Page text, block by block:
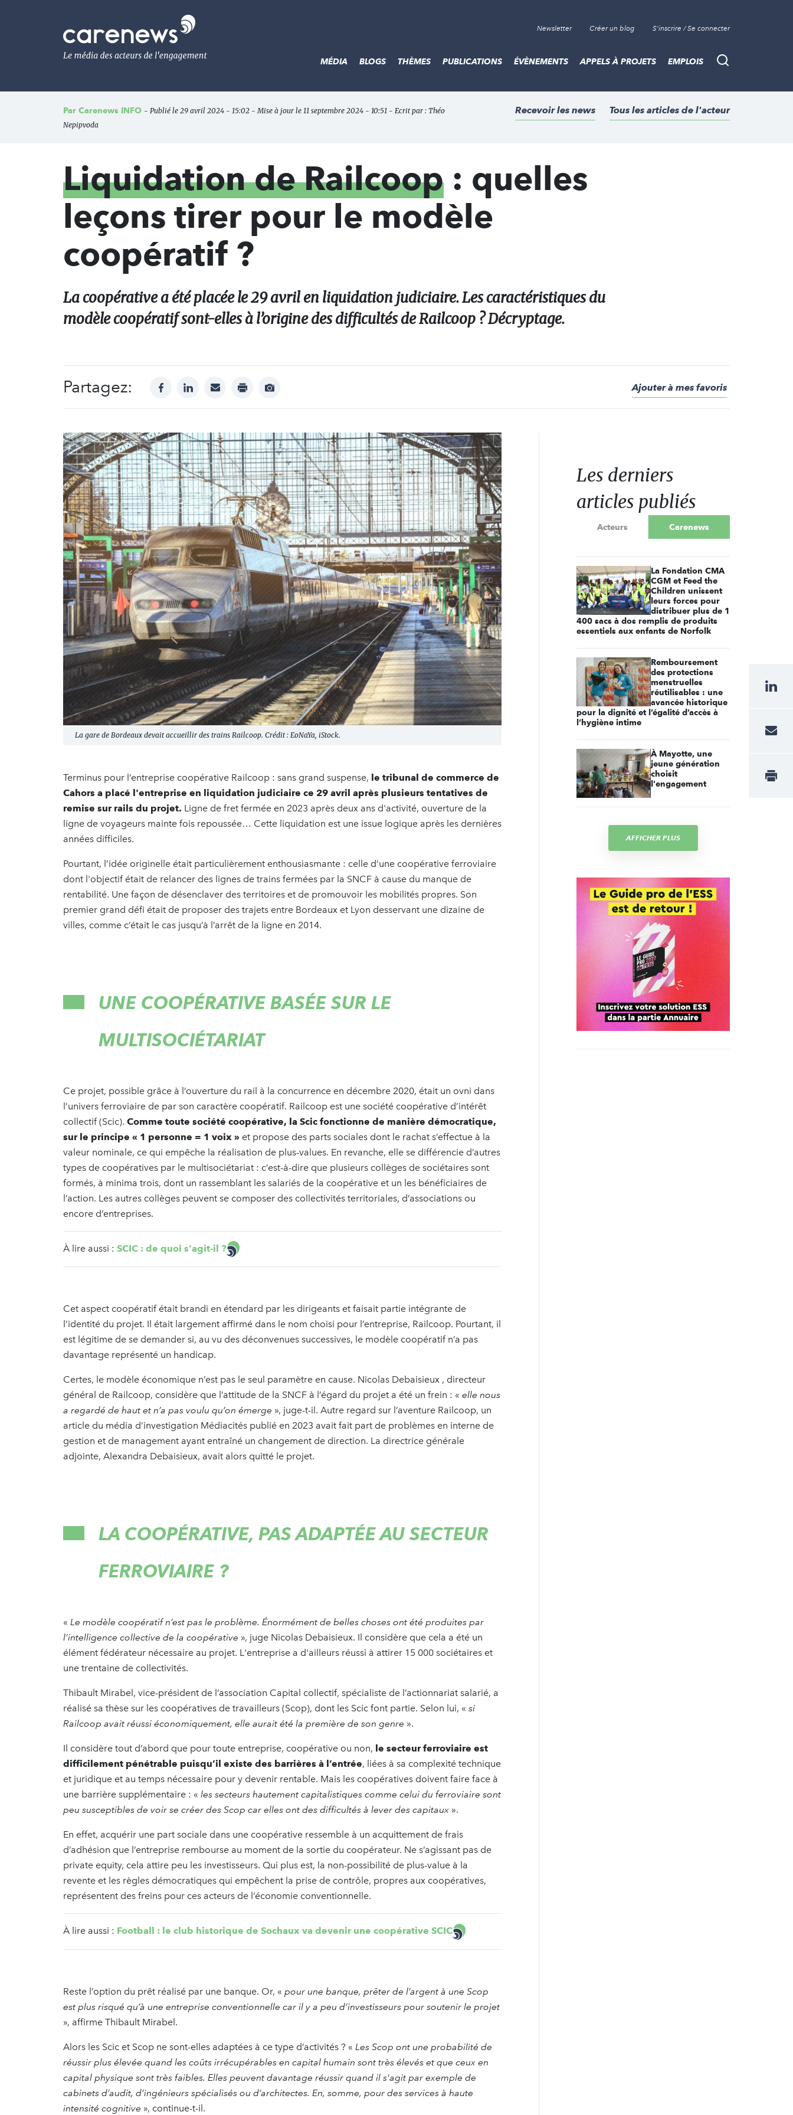
Le
média
de
l'engagement
Newsletter Créer un blog S'inscrire / Se connecter
Recherche
MÉDIA BLOGS THÈMES PUBLICATIONS ÉVÈNEMENTS APPELS À PROJETS EMPLOIS
Par Carenews INFO - Publié le 29 avril 2024 - 15:02 - Mise à jour le 11 septembre 2024 - 10:51 - Ecrit par : Théo
Nepipvoda
Recevoir les news Tous les articles de l'acteur
Liquidation de Railcoop : quelles
leçons tirer pour le modèle
coopératif ?
La coopérative a été placée le 29 avril en liquidation judiciaire. Les caractéristiques du
modèle coopératif sont-elles à l’origine des difficultés de Railcoop ? Décryptage.
Partagez: facebooklinkedinmail print
Afficher
Ajouter à mes favoris
La gare de Bordeaux devait accueillir des trains Railcoop. Crédit : EoNaYa, iStock.
Terminus pour l’entreprise coopérative Railcoop : sans grand suspense, le tribunal de commerce de
Cahors a placé l'entreprise en liquidation judiciaire ce 29 avril après plusieurs tentatives de
remise sur rails du projet. Ligne de fret fermée en 2023 après deux ans d'activité, ouverture de la
ligne de voyageurs mainte fois repoussée… Cette liquidation est une issue logique après les dernières
années difficiles.
Pourtant, l’idée originelle était particulièrement enthousiasmante : celle d’une coopérative ferroviaire
dont l'objectif était de relancer des lignes de trains fermées par la SNCF à cause du manque de
rentabilité. Une façon de désenclaver des territoires et de promouvoir les mobilités propres. Son
premier grand défi était de proposer des trajets entre Bordeaux et Lyon desservant une dizaine de
villes, comme c’était le cas jusqu’à l’arrêt de la ligne en 2014.
UNE COOPÉRATIVE BASÉE SUR LE
MULTISOCIÉTARIAT
Ce projet, possible grâce à l’ouverture du rail à la concurrence en décembre 2020, était un ovni dans
l’univers ferroviaire de par son caractère coopératif. Railcoop est une société coopérative d’intérêt
collectif (Scic). Comme toute société coopérative, la Scic fonctionne de manière démocratique,
sur le principe « 1 personne = 1 voix » et propose des parts sociales dont le rachat s’effectue à la
valeur nominale, ce qui empêche la réalisation de plus-values. En revanche, elle se différencie d’autres
types de coopératives par le multisociétariat : c’est-à-dire que plusieurs collèges de sociétaires sont
formés, à minima trois, dont un rassemblant les salariés de la coopérative et un les bénéficiaires de
l’action. Les autres collèges peuvent se composer des collectivités territoriales, d’associations ou
encore d’entreprises.
À lire aussi : SCIC : de quoi s'agit-il ?
Cet aspect coopératif était brandi en étendard par les dirigeants et faisait partie intégrante de
l’identité du projet. Il était largement affirmé dans le nom choisi pour l’entreprise, Railcoop. Pourtant, il
est légitime de se demander si, au vu des déconvenues successives, le modèle coopératif n’a pas
davantage représenté un handicap.
Certes, le modèle économique n’est pas le seul paramètre en cause. Nicolas Debaisieux , directeur
général de Railcoop, considère que l’attitude de la SNCF à l’égard du projet a été un frein : « elle nous
a regardé de haut et n’a pas voulu qu’on émerge », juge-t-il. Autre regard sur l’aventure Railcoop, un
article du média d’investigation Médiacités publié en 2023 avait fait part de problèmes en interne de
gestion et de management ayant entraîné un changement de direction. La directrice générale
adjointe, Alexandra Debaisieux, avait alors quitté le projet.
LA COOPÉRATIVE, PAS ADAPTÉE AU SECTEUR
FERROVIAIRE ?
« Le modèle coopératif n’est pas le problème. Énormément de belles choses ont été produites par
l’intelligence collective de la coopérative », juge Nicolas Debaisieux. Il considère que cela a été un
élément fédérateur nécessaire au projet. L'entreprise a d'ailleurs réussi à attirer 15 000 sociétaires et
une trentaine de collectivités.
Thibault Mirabel, vice-président de l’association Capital collectif, spécialiste de l’actionnariat salarié, a
réalisé sa thèse sur les coopératives de travailleurs (Scop), dont les Scic font partie. Selon lui, « si
Railcoop avait réussi économiquement, elle aurait été la première de son genre ».
Il considère tout d’abord que pour toute entreprise, coopérative ou non, le secteur ferroviaire est
difficilement pénétrable puisqu’il existe des barrières à l’entrée, liées à sa complexité technique
et juridique et au temps nécessaire pour y devenir rentable. Mais les coopératives doivent faire face à
une barrière supplémentaire : « les secteurs hautement capitalistiques comme celui du ferroviaire sont
peu susceptibles de voir se créer des Scop car elles ont des difficultés à lever des capitaux ».
En effet, acquérir une part sociale dans une coopérative ressemble à un acquittement de frais
d’adhésion que l’entreprise rembourse au moment de la sortie du coopérateur. Ne s’agissant pas de
private equity, cela attire peu les investisseurs. Qui plus est, la non-possibilité de plus-value à la
revente et les règles démocratiques qui empêchent la prise de contrôle, propres aux coopératives,
représentent des freins pour ces acteurs de l’économie conventionnelle.
À lire aussi : Football : le club historique de Sochaux va devenir une coopérative SCIC
Reste l’option du prêt réalisé par une banque. Or, « pour une banque, prêter de l’argent à une Scop
est plus risqué qu’à une entreprise conventionnelle car il y a peu d’investisseurs pour soutenir le projet
», affirme Thibault Mirabel.
Alors les Scic et Scop ne sont-elles adaptées à ce type d’activités ? « Les Scop ont une probabilité de
réussir plus élevée quand les coûts irrécupérables en capital humain sont très élevés et que ceux en
capital physique sont très faibles. Elles peuvent davantage réussir quand il s'agit par exemple de
cabinets d’audit, d’ingénieurs spécialisés ou d’architectes. En, somme, pour des services à haute
intensité cognitive », continue-t-il.
Les derniers
articles publiés
Acteurs Carenews
La Fondation CMA
CGM et Feed the
Children unissent
leurs forces pour
distribuer plus de 1
400 sacs à dos remplis de produits
essentiels aux enfants de Norfolk
Remboursement
des protections
menstruelles
réutilisables : une
avancée historique
pour la dignité et l’égalité d’accès à
l’hygiène intime
À Mayotte, une
jeune génération
choisit
l'engagement
AFFICHER PLUS